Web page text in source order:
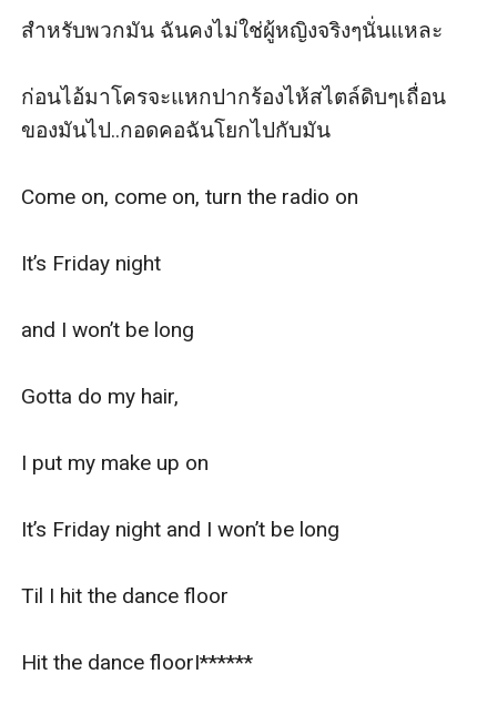
สำหรับพวกมัน ฉันคงไม่ใช่ผู้หญิงจริงๆนั่นแหละ
ก่อนไอ้มาโครจะแหกปากร้องไห้สไตล์ดิบๆเถื่อน
ของมันไป..กอดคอฉันโยกไปกับมัน
Come on, come on, turn the radio on
It’s Friday night
and I won’t be long
Gotta do my hair,
I put my make up on
It’s Friday night and I won’t be long
Til I hit the dance floor
Hit the dance floorI******